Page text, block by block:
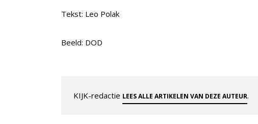
Tekst: Leo Polak
Beeld: DOD
KIJK-redactie LEES ALLE ARTIKELEN VAN DEZE AUTEUR.